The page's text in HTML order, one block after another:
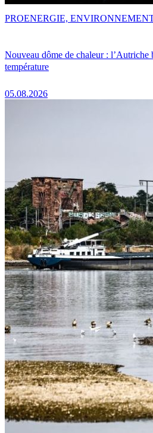
Nouveau dôme de chaleur : l’Autriche
température
05.08.2026
PROENERGIE,